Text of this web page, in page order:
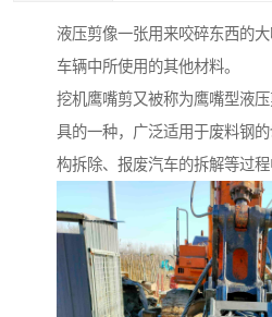
液压剪像一张用来咬碎东西的
车辆中所使用的其他材料。
挖机鹰嘴剪又被称为鹰嘴型液
具的一种，广泛适用于废料钢
构拆除、报废汽车的拆解等过程